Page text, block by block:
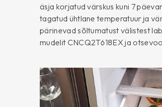
äsja korjatud värskus kuni 7
tagatud ühtlane temperatuur ja
pärinevad sõltumatust välistest
mudelit CNCQ2T618EX ja